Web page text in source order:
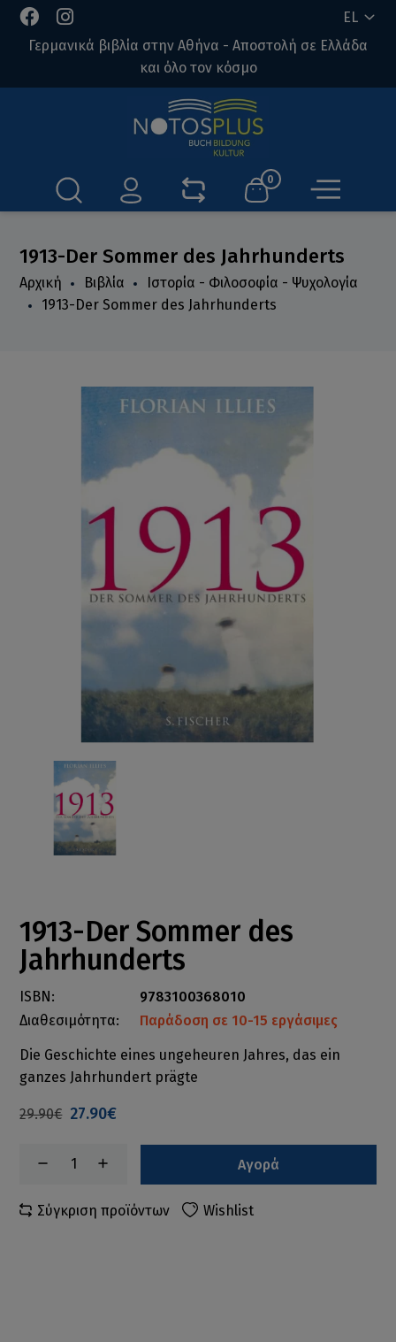
EL
Γερμανικά βιβλία στην Αθήνα - Αποστολή σε Ελλάδα
και όλο τον κόσμο
0
1913-Der Sommer des Jahrhunderts
Αρχική Βιβλία
Ιστορία - Φιλοσοφία - Ψυχολογία
1913-Der Sommer des Jahrhunderts
1913-Der Sommer des
Jahrhunderts
ISBN:
9783100368010
Διαθεσιμότητα:
Παράδοση σε 10-15 εργάσιμες
Die Geschichte eines ungeheuren Jahres, das ein
ganzes Jahrhundert prägte
29.90€ 27.90€
Αγορά
Σύγκριση προϊόντων Wishlist